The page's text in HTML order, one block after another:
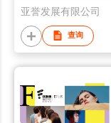
亚誉发展有限公司
查询